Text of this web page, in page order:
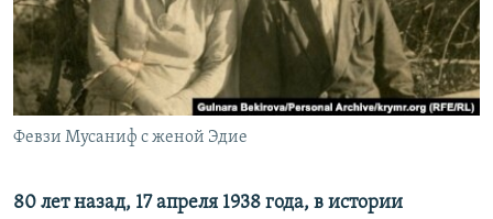
ПОБЕДИТЕЛЕЙ НЕ СУДЯТ?
КРЫМ.НЕПОКОРЕННЫЙ
ELIFBE
УКРАИНСКАЯ ПРОБЛЕМА КРЫМА
ПРИСОЕДИНЯЙТЕСЬ!
Февзи Мусаниф с женой Эдие
80 лет назад, 17 апреля 1938 года, в истории